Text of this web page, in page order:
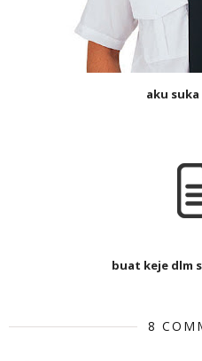
aku suka
buat keje dlm
8